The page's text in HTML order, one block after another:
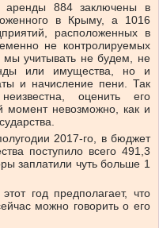
аренды 884 заключены в
в Крыму, а 1016
расположенных в
не контролируемых
мы учитывать не будем, не
или имущества, но и
и начисление пени. Так
оценить его
момент невозможно, как и
2017-го, в бюджет
поступило всего 491,3
заплатили чуть больше 1
год предполагает, что
можно говорить о его